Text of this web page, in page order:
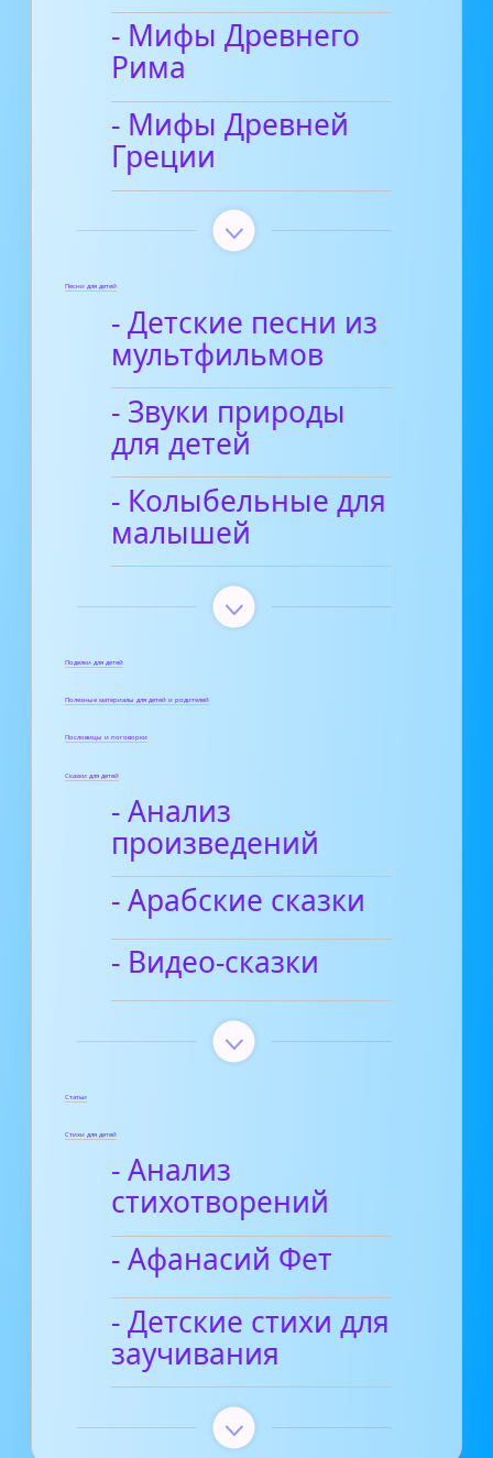
- Мифы Древнего
Рима
- Мифы Древней
Греции
Песни для детей
- Детские песни из
мультфильмов
- Звуки природы
для детей
- Колыбельные для
малышей
Поделки для детей
Полезные материалы для детей и родителей
Пословицы и поговорки
Сказки для детей
- Анализ
произведений
- Арабские сказки
- Видео-сказки
Статьи
Стихи для детей
- Анализ
стихотворений
- Афанасий Фет
- Детские стихи для
заучивания